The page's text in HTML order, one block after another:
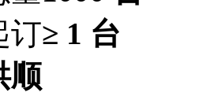
订≥ 1 台
顺